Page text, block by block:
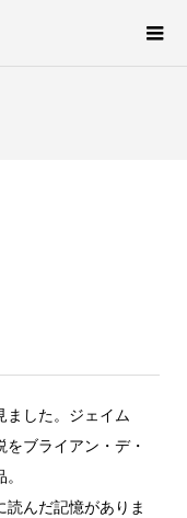
ました。ジェイム
ブライアン・デ・
んだ記憶がありま